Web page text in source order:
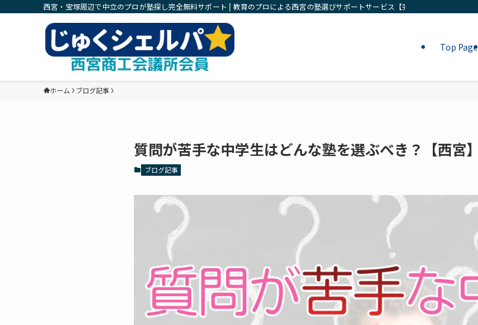
西宮・宝塚周辺で中立のプロが塾探し完全無料サポート | 教育のプロによる西宮の塾選びサポートサービス【完全無料相談】
Top Page
ホーム ブログ記事
質問が苦手な中学生はどんな塾を選ぶべき？【西宮】
ブログ記事